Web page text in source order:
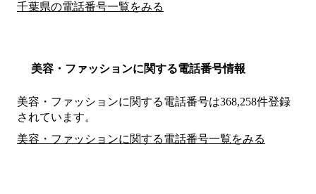
千葉県の電話番号一覧をみる
美容・ファッションに関する電話番号情報
美容・ファッションに関する電話番号は368,258件登録
されています。
美容・ファッションに関する電話番号一覧をみる